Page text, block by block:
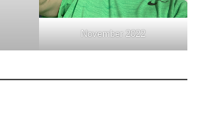
November 2022